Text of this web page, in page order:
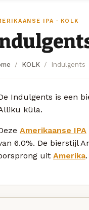
IPA · KOLK
KOLK Indulgents
Indulgents is een
küla.
Amerikaanse IPA
6.0%. De bierstijl
uit Amerika.